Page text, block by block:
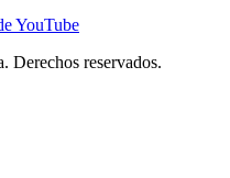
YouTube
. Derechos reservados.